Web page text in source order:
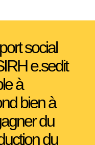
social
e.sedit
à
bien à
du
du